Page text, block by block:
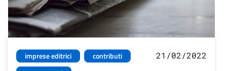
imprese editrici
contributi
21/02/2022